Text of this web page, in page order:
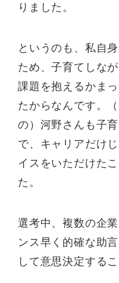
りました。
というのも、私自
ため、子育てしな
課題を抱えるかま
たからなんです。
の）河野さんも子
で、キャリアだけ
イスをいただけた
た。
選考中、複数の企
ンス早く的確な助
して意思決定する